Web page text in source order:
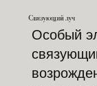
Особый